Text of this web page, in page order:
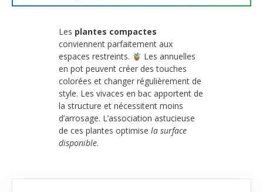
Les plantes compactes
conviennent parfaitement aux
espaces restreints.
Les annuelles
en pot peuvent créer des touches
colorées et changer régulièrement de
style. Les vivaces en bac apportent de
la structure et nécessitent moins
d’arrosage. L’association astucieuse
de ces plantes optimise la surface
disponible.